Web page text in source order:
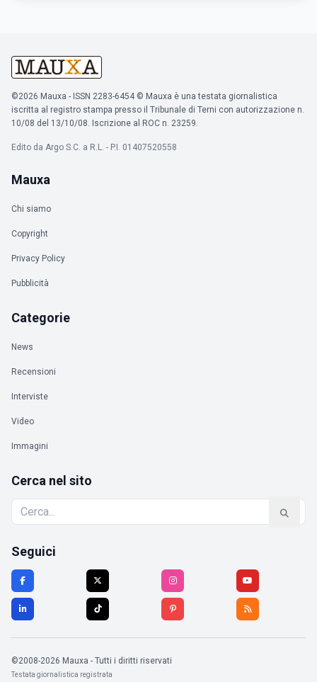
©2026 Mauxa - ISSN 2283-6454 © Mauxa è una testata giornalistica
iscritta al registro stampa presso il Tribunale di Terni con autorizzazione n.
10/08 del 13/10/08. Iscrizione al ROC n. 23259.
Edito da Argo S.C. a R.L. - P.I. 01407520558
Mauxa
Chi siamo
Copyright
Privacy Policy
Pubblicità
Categorie
News
Recensioni
Interviste
Video
Immagini
Cerca nel sito
Seguici
©2008-2026 Mauxa - Tutti i diritti riservati
Testata giornalistica registrata